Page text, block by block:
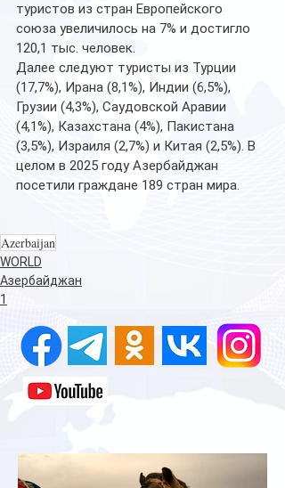
туристов из стран Европейского
союза увеличилось на 7% и достигло
120,1 тыс. человек.
Далее следуют туристы из Турции
(17,7%), Ирана (8,1%), Индии (6,5%),
Грузии (4,3%), Саудовской Аравии
(4,1%), Казахстана (4%), Пакистана
(3,5%), Израиля (2,7%) и Китая (2,5%). В
целом в 2025 году Азербайджан
посетили граждане 189 стран мира.
Azerbaijan
WORLD
Азербайджан
1